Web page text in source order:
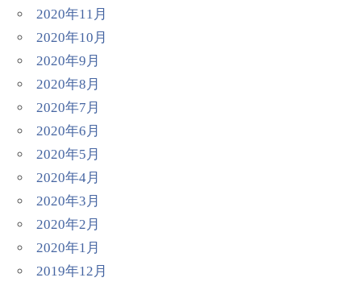
2020年11月
2020年10月
2020年9月
2020年8月
2020年7月
2020年6月
2020年5月
2020年4月
2020年3月
2020年2月
2020年1月
2019年12月